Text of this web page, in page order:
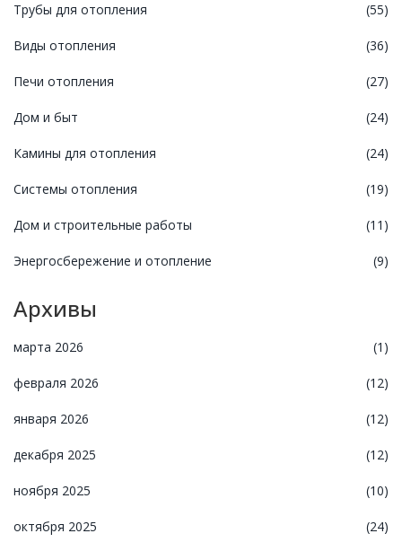
Трубы для отопления (55)
Виды отопления (36)
Печи отопления (27)
Дом и быт (24)
Камины для отопления (24)
Системы отопления (19)
Дом и строительные работы (11)
Энергосбережение и отопление (9)
Архивы
марта 2026 (1)
февраля 2026 (12)
января 2026 (12)
декабря 2025 (12)
ноября 2025 (10)
октября 2025 (24)